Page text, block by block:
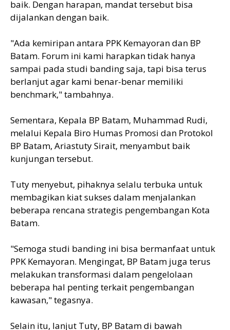
baik. Dengan harapan, mandat tersebut bisa
dijalankan dengan baik.
"Ada kemiripan antara PPK Kemayoran dan BP
Batam. Forum ini kami harapkan tidak hanya
sampai pada studi banding saja, tapi bisa terus
berlanjut agar kami benar-benar memiliki
benchmark," tambahnya.
Sementara, Kepala BP Batam, Muhammad Rudi,
melalui Kepala Biro Humas Promosi dan Protokol
BP Batam, Ariastuty Sirait, menyambut baik
kunjungan tersebut.
Tuty menyebut, pihaknya selalu terbuka untuk
membagikan kiat sukses dalam menjalankan
beberapa rencana strategis pengembangan Kota
Batam.
"Semoga studi banding ini bisa bermanfaat untuk
PPK Kemayoran. Mengingat, BP Batam juga terus
melakukan transformasi dalam pengelolaan
beberapa hal penting terkait pengembangan
kawasan," tegasnya.
Selain itu, lanjut Tuty, BP Batam di bawah